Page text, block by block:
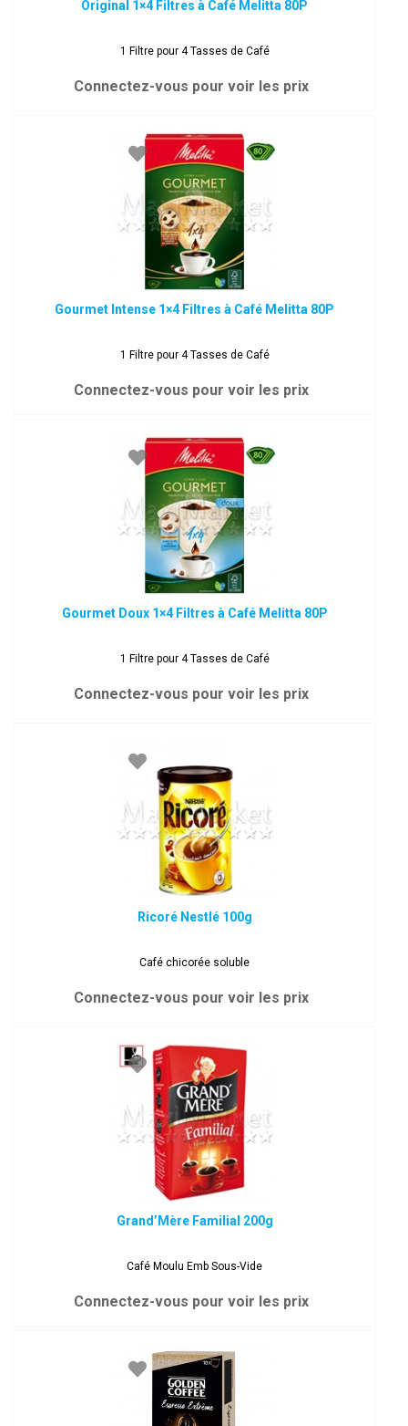
Original 1×4 Filtres à Café Melitta 80P
1 Filtre pour 4 Tasses de Café
Connectez-vous pour voir les prix
Gourmet Intense 1×4 Filtres à Café Melitta 80P
1 Filtre pour 4 Tasses de Café
Connectez-vous pour voir les prix
Gourmet Doux 1×4 Filtres à Café Melitta 80P
1 Filtre pour 4 Tasses de Café
Connectez-vous pour voir les prix
Ricoré Nestlé 100g
Café chicorée soluble
Connectez-vous pour voir les prix
Grand’Mère Familial 200g
Café Moulu Emb Sous-Vide
Connectez-vous pour voir les prix